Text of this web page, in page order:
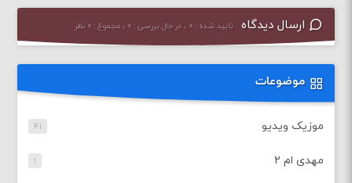
ارسال دیدگاه تایید شده : ۰ ، در حال بررسی : ۰ ، مجموع : ۰ نظر
موضوعات
موزیک ویدیو ۴۱
مهدی ام ۲ ۱